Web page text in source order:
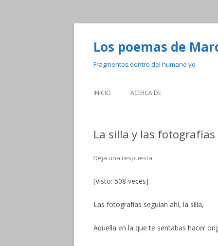
Los poemas de
Fragmentos dentro del humano yo
INICIO ACERCA DE
La silla y las fotografías
Deja una respuesta
[Visto: 508 veces]
Las fotografías seguían ahí, la silla,
Aquella en la que te sentabas hacer